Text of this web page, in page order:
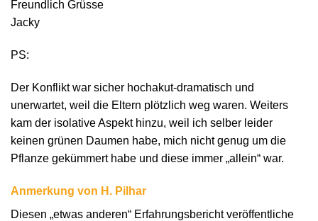
Freundlich Grüsse
Jacky
PS:
Der Konflikt war sicher hochakut-dramatisch und
unerwartet, weil die Eltern plötzlich weg waren. Weiters
kam der isolative Aspekt hinzu, weil ich selber leider
keinen grünen Daumen habe, mich nicht genug um die
Pflanze gekümmert habe und diese immer „allein“ war.
Anmerkung von H. Pilhar
Diesen „etwas anderen“ Erfahrungsbericht veröffentliche